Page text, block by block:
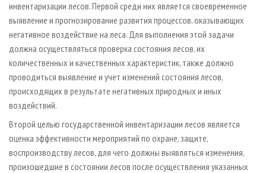
инвентаризации лесов. Первой среди них является своевременное
выявление и прогнозирование развития процессов, оказывающих
негативное воздействие на леса. Для выполнения этой задачи
должна осуществляться проверка состояния лесов, их
количественных и качественных характеристик, также должно
проводиться выявление и учет изменений состояния лесов,
происходящих в результате негативных природных и иных
воздействий.
Второй целью государственной инвентаризации лесов является
оценка эффективности мероприятий по охране, защите,
воспроизводству лесов, для чего должны выявляться изменения,
произошедшие в состоянии лесов после осуществления указанных